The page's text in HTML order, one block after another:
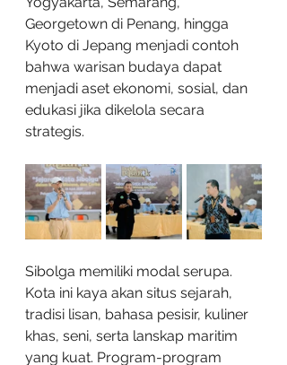
Georgetown di Penang, hingga
Kyoto di Jepang menjadi contoh
bahwa warisan budaya dapat
menjadi aset ekonomi, sosial, dan
edukasi jika dikelola secara
strategis.
Sibolga memiliki modal serupa.
Kota ini kaya akan situs sejarah,
tradisi lisan, bahasa pesisir, kuliner
khas, seni, serta lanskap maritim
yang kuat. Program-program